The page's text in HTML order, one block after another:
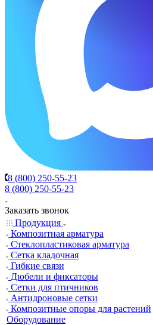
8 (800) 250-55-23
8 (800) 250-55-23
Заказать звонок
Продукция
Композитная арматура
Cтеклопластиковая арматура
Сетка кладочная
Гибкие связи
Дюбели и фиксаторы
Сетки для птичников
Антидроновые сетки
Композитные опоры для растений
Оборудование